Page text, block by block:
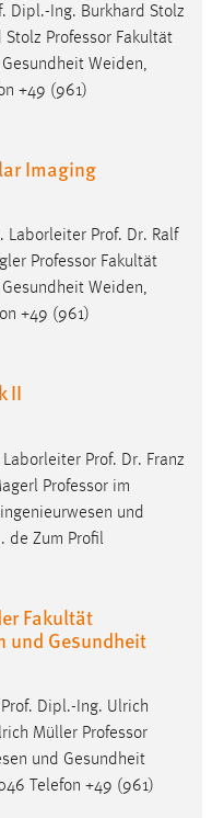
Dipl.-Ing. Burkhard Stolz
Stolz Professor Fakultät
Weiden,
+49 (961)
Imaging
Prof. Dr. Ralf
Professor Fakultät
Weiden,
+49 (961)
II
Prof. Dr. Franz
Professor im
und
de Zum Profil
Fakultät
und Gesundheit
Dipl.-Ing. Ulrich
Müller Professor
und Gesundheit
Telefon +49 (961)
anonym.
zu verstehen, wie
nutzen.
Drittanbietern
Werbung anzuzeigen.
über Websites